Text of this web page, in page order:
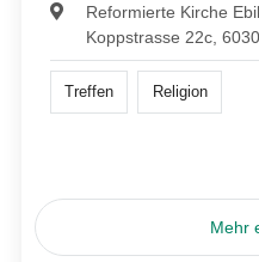
Reformierte Kirche
Koppstrasse 22c,
Treffen Religion
Mehr